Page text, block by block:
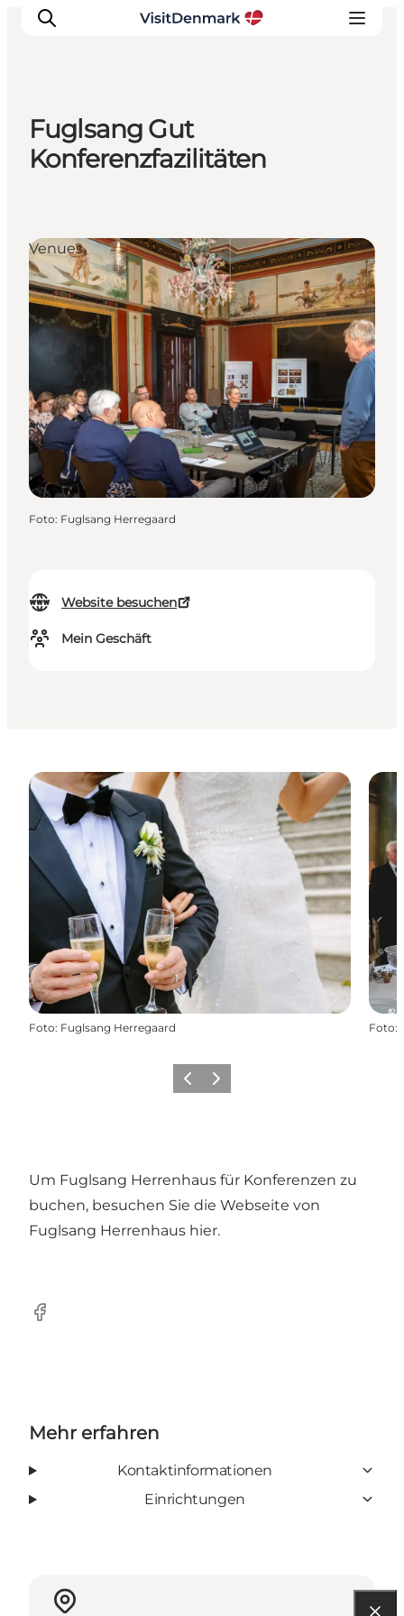
Inspiration
Reiseplanung
Fuglsang Gut
Konferenzfazilitäten
Website besuchen
Mein Geschäft
Venues
Foto: Fuglsang Herregaard
Foto: Fuglsang Herregaard Foto:
ZurückWeiter
Um Fuglsang Herrenhaus für Konferenzen zu
buchen, besuchen Sie die Webseite von
Fuglsang Herrenhaus hier.
Facebook
Mehr erfahren
Kontaktinformationen
Einrichtungen